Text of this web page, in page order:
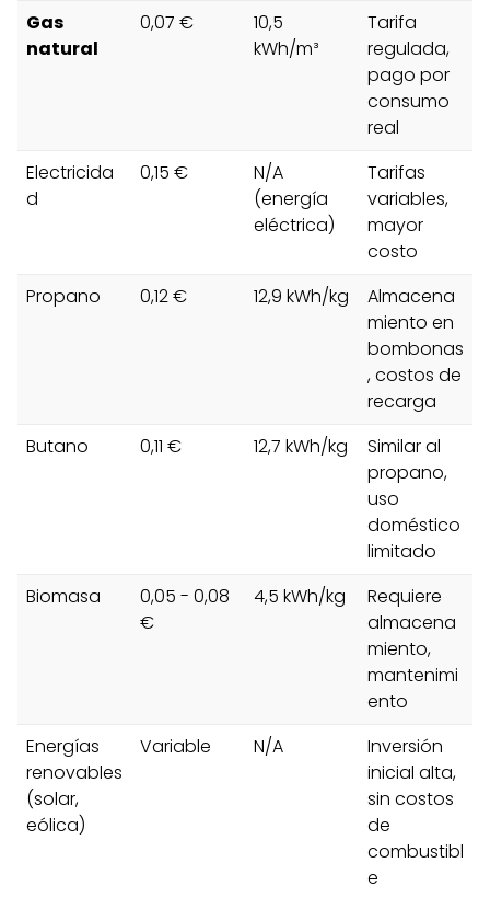
Gas
natural
0,07 €
10,5
kWh/m³
Tarifa
regulada,
pago por
consumo
real
Electricida
d
0,15 €
N/A
(energía
eléctrica)
Tarifas
variables,
mayor
costo
Propano
0,12 € 12,9 kWh/kg
Almacena
miento en
bombonas
, costos de
recarga
Butano
0,11 € 12,7 kWh/kg
Similar al
propano,
uso
doméstico
limitado
Biomasa
0,05 - 0,08
€
4,5 kWh/kg
Requiere
almacena
miento,
mantenimi
ento
Energías
renovables
(solar,
eólica)
Variable N/A
Inversión
inicial alta,
sin costos
de
combustibl
e